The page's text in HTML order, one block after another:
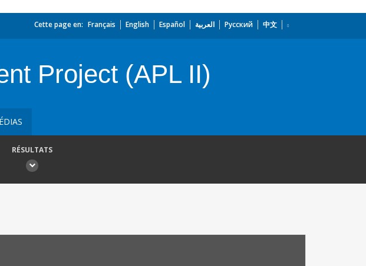
Cette page en: Français English Español العربية Русский 中文
Project (APL II)
RÉSULTATS